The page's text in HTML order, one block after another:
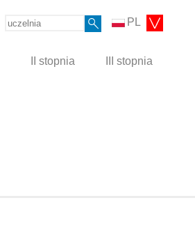
PL
II stopnia III stopnia